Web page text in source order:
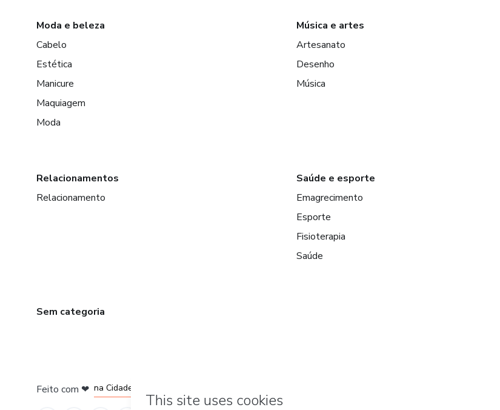
Moda e beleza
Cabelo
Estética
Manicure
Maquiagem
Moda
Música e artes
Artesanato
Desenho
Música
Relacionamentos
Relacionamento
Saúde e esporte
Emagrecimento
Esporte
Fisioterapia
Saúde
Sem categoria
Feito com ❤
em Belo Horizonte
na Cidade do México